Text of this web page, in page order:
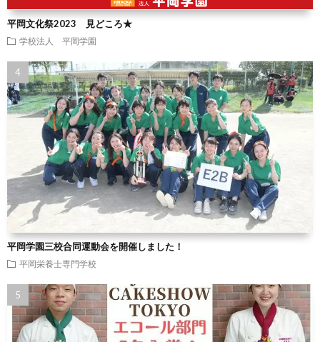
平岡文化祭2023 見どころ★
学校法人 平岡学園
平岡学園三校合同運動会を開催しました！
平岡栄養士専門学校